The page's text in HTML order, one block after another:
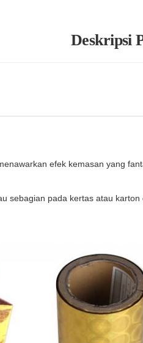
Deskripsi
efek kemasan yang
sebagian pada kertas atau